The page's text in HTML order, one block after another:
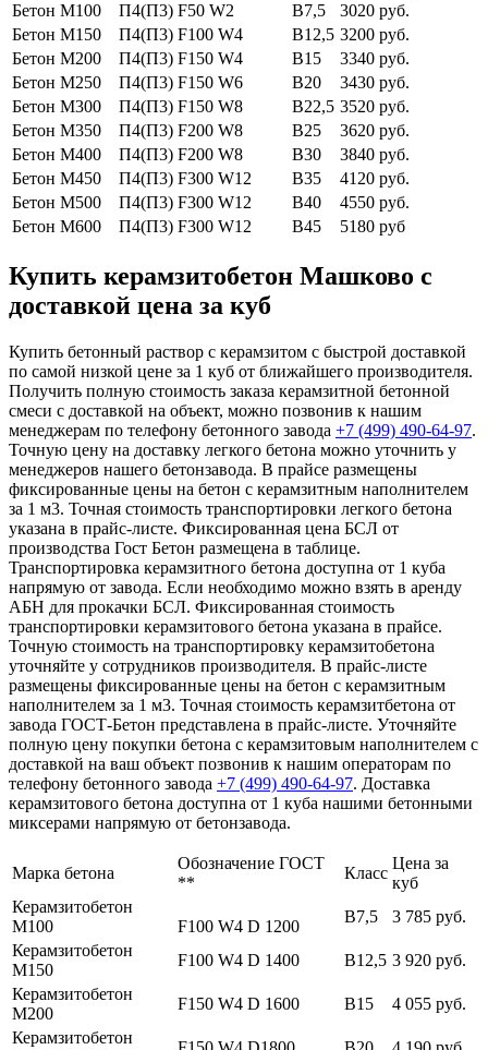
Бетон М100
П4(П3) F50 W2 В7,5
3020 руб.
Бетон М150
П4(П3) F100 W4 В12,5 3200 руб.
Бетон М200
П4(П3) F150 W4 В15
3340 руб.
Бетон М250
П4(П3) F150 W6 В20
3430 руб.
Бетон М300
П4(П3) F150 W8 В22,5 3520 руб.
Бетон М350
П4(П3) F200 W8 В25
3620 руб.
Бетон М400
П4(П3) F200 W8 В30
3840 руб.
Бетон М450
П4(П3) F300 W12 В35
4120 руб.
Бетон М500
П4(П3) F300 W12 В40
4550 руб.
Бетон М600
П4(П3) F300 W12 В45 5180 руб
Купить керамзитобетон Машково с
доставкой цена за куб
Купить бетонный раствор с керамзитом с быстрой доставкой
по самой низкой цене за 1 куб от ближайшего производителя.
Получить полную стоимость заказа керамзитной бетонной
смеси с доставкой на объект, можно позвонив к нашим
менеджерам по телефону бетонного завода +7 (499) 490-64-97.
Точную цену на доставку легкого бетона можно уточнить у
менеджеров нашего бетонзавода. В прайсе размещены
фиксированные цены на бетон с керамзитным наполнителем
за 1 м3. Точная стоимость транспортировки легкого бетона
указана в прайс-листе. Фиксированная цена БСЛ от
производства Гост Бетон размещена в таблице.
Транспортировка керамзитного бетона доступна от 1 куба
напрямую от завода. Если необходимо можно взять в аренду
АБН для прокачки БСЛ. Фиксированная стоимость
транспортировки керамзитового бетона указана в прайсе.
Точную стоимость на транспортировку керамзитобетона
уточняйте у сотрудников производителя. В прайс-листе
размещены фиксированные цены на бетон с керамзитным
наполнителем за 1 м3. Точная стоимость керамзитбетона от
завода ГОСТ-Бетон представлена в прайс-листе. Уточняйте
полную цену покупки бетона с керамзитовым наполнителем с
доставкой на ваш объект позвонив к нашим операторам по
телефону бетонного завода +7 (499) 490-64-97. Доставка
керамзитового бетона доступна от 1 куба нашими бетонными
миксерами напрямую от бетонзавода.
Марка бетона
Обозначение ГОСТ
**
Класс
Цена за
куб
Керамзитобетон
М100
F100 W4 D 1200
В7,5
3 785 руб.
Керамзитобетон
М150
F100 W4 D 1400 В12,5 3 920 руб.
Керамзитобетон
М200
F150 W4 D 1600 В15
4 055 руб.
Керамзитобетон